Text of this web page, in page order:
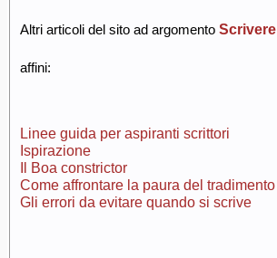
Altri articoli del sito ad argomento Scrivere
affini:
Linee guida per aspiranti scrittori
Ispirazione
Il Boa constrictor
Come affrontare la paura del tradimento
Gli errori da evitare quando si scrive